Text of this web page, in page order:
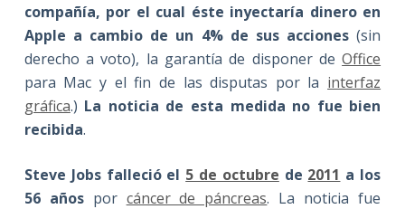
compañía, por el cual éste inyectaría dinero en
Apple a cambio de un 4% de sus acciones(sin
derecho a voto), la garantía de disponer deOffice
para Mac y el fin de las disputas por la interfaz
gráfica.) La noticia de esta medida no fue bien
recibida.
Steve Jobs falleció el 5 de octubre de 2011 a los
56 añospor cáncer de páncreas. La noticia fue